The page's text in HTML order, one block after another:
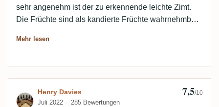
sehr angenehm ist der zu erkennende leichte Zimt.
Die Früchte sind als kandierte Früchte wahrnehmbar.
nicht mehr wahrzunehmen - demnach für mich nicht
Mehr lesen
Bewertung von Henry Davies
Henry Davies
Juli 2022
285 Bewertungen
7,5/10